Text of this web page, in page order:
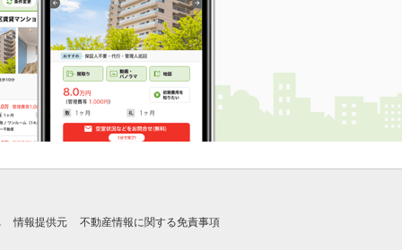
情報提供元 不動産情報に関する免責事項